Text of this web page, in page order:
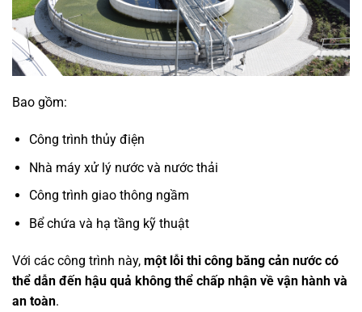
Bao gồm:
Công trình thủy điện
Nhà máy xử lý nước và nước thải
Công trình giao thông ngầm
Bể chứa và hạ tầng kỹ thuật
Với các công trình này, một lỗi thi công băng cản nước có
thể dẫn đến hậu quả không thể chấp nhận về vận hành và
an toàn.